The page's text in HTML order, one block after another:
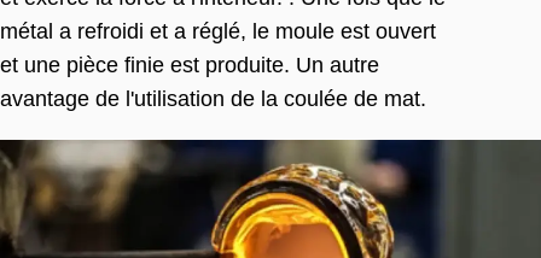
métal a refroidi et a réglé, le moule est ouvert
et une pièce finie est produite. Un autre
avantage de l'utilisation de la coulée de mat.